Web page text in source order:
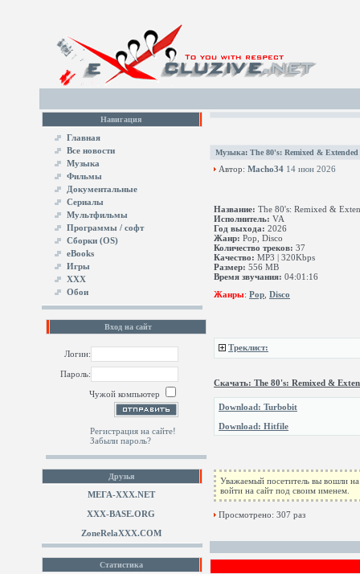
Навигация
Главная
Все новости
Музыка
Фильмы
Документальные
Сериалы
Мультфильмы
Программы / софт
Сборки (OS)
eBooks
Игры
XXX
Обои
Вход на сайт
Логин:
Пароль:
Чужой компьютер
Регистрация на сайте!
Забыли пароль?
Друзья
МЕГА-ХХХ.NET
XXX-BASE.ORG
ZoneRelaXXX.COM
Статистика
Музыка: The 80's: Remixed & Extended
Автор: Macho34 14 июн 2026
Название: The 80's: Remixed &
Исполнитель: VA
Год выхода: 2026
Жанр: Pop, Disco
Количество треков: 37
Качество: MP3 | 320Kbps
Размер: 556 MB
Время звучания: 04:01:16
Жанры: Pop Disco
Треклист:
Скачать: The 80's: Remixed &
Download: Turbobit
Download: Hitfile
Уважаемый посетитель вы вошли на
войти на сайт под своим именем.
Просмотрено: 307 раз